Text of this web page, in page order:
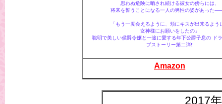
思わぬ危険に晒され続ける彼女の傍らには、
将来を誓うことになる一人の男性の姿があった
「もう一度会えるように、頬にキスが出来るよう
女神様にお願いをしたの」
聡明で美しい侯爵令嬢と一途に愛する年下公爵子息の ド
ブストーリー第二弾!!
Amazon
2017